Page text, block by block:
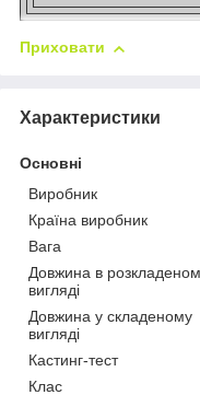
Приховати
Характеристики
Основні
Виробник
Країна виробник
Вага
Довжина в
вигляді
Довжина у складеному
вигляді
Кастинг-тест
Клас